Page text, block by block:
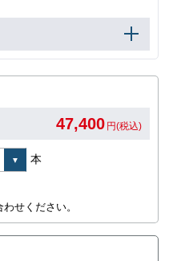
47,400 円(税込)
本
せください。